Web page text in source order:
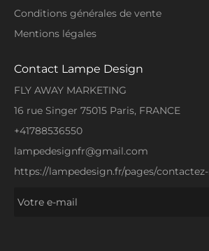
Conditions générales de vente
Mentions légales
Contact Lampe Design
FLY AWAY MARKETING
16 rue Singer 75015 Paris, FRANCE
+41788536550
lampedesignfr@gmail.com
https://lampedesign.fr/pages/